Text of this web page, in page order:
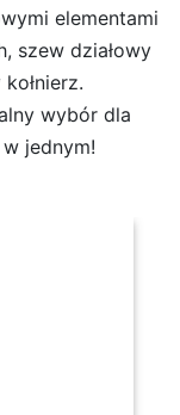
elementami
szew działowy
wybór dla
jednym!